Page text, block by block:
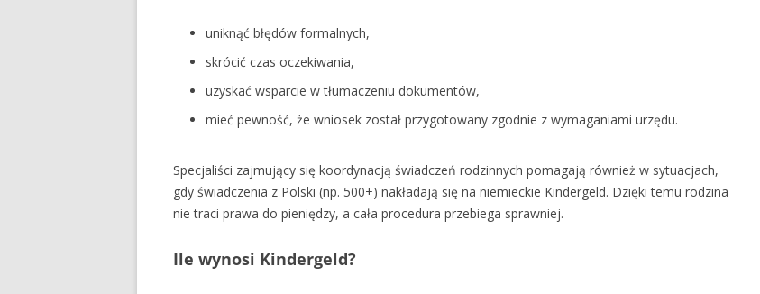
uniknąć błędów formalnych,
skrócić czas oczekiwania,
uzyskać wsparcie w tłumaczeniu dokumentów,
mieć pewność, że wniosek został przygotowany zgodnie z wymaganiami urzędu.
Specjaliści zajmujący się koordynacją świadczeń rodzinnych pomagają również w sytuacjach,
gdy świadczenia z Polski (np. 500+) nakładają się na niemieckie Kindergeld. Dzięki temu rodzina
nie traci prawa do pieniędzy, a cała procedura przebiega sprawniej.
Ile wynosi Kindergeld?